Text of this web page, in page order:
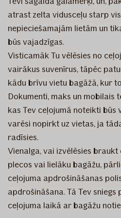
atrast zelta vidusceļu starp
nepieciešamajām lietām un
būs vajadzīgas.
Visticamāk Tu vēlēsies no
vairākus suvenīrus, tāpēc
kādu brīvu vietu bagāžā, kur
Dokumenti, maks un mobilais
kas Tev ceļojumā noteikti būs
varēsi nopirkt uz vietas, ja
radīsies.
Vienalga, vai izvēlēsies
plecos vai lielāku bagāžu,
ceļojuma apdrošināšanas
apdrošināšana. Tā Tev sniegs
ceļojuma laikā ar bagāžu